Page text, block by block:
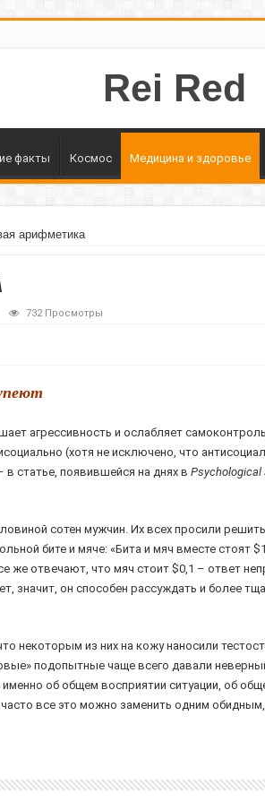
Rei Red
факты Космос Медицина и здоровье
арифметика
732 Просмотры
агрессивность и ослабляет
(хотя не исключено, что
в статье, появившейся на днях в Psychological
сотен мужчин. Их всех просили
бите и мяче: «Бита и мяч вместе стоят
же отвечают, что мяч стоит $0,1 – ответ
значит, он способен рассуждать и более
некоторым из них на кожу наносили
подопытные чаще всего давали
об общем восприятии ситуации, об
все это можно заменить одним